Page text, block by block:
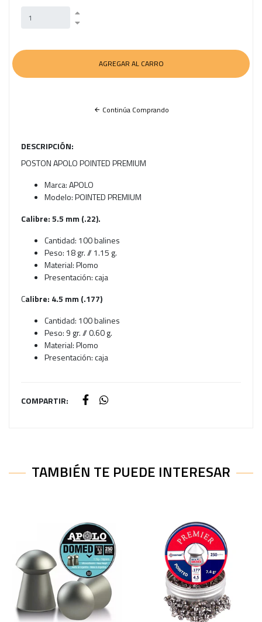
Continúa Comprando
DESCRIPCIÓN:
POSTON APOLO POINTED PREMIUM
Marca: APOLO
Modelo: POINTED PREMIUM
Calibre: 5.5 mm (.22).
Cantidad: 100 balines
Peso: 18 gr. // 1.15 g.
Material: Plomo
Presentación: caja
Calibre: 4.5 mm (.177)
Cantidad: 100 balines
Peso: 9 gr. // 0.60 g.
Material: Plomo
Presentación: caja
COMPARTIR:
TAMBIÉN TE PUEDE INTERESAR